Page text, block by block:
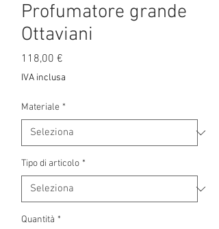
Profumatore grande
Ottaviani
118,00 €
IVA inclusa
Materiale *
Tipo di articolo *
Quantità *